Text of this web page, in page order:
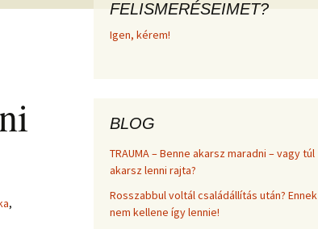
frekvenciákkal
,
FELISMERÉSEIMET?
Igen, kérem!
BLOG
TRAUMA – Benne akarsz maradni – vagy túl
akarsz lenni rajta?
Rosszabbul voltál családállítás után? Ennek
nem kellene így lennie!